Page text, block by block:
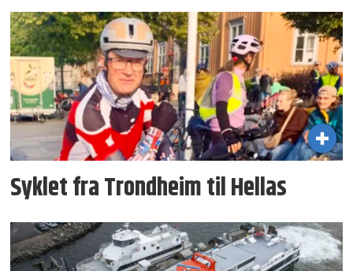
Syklet fra Trondheim til Hellas